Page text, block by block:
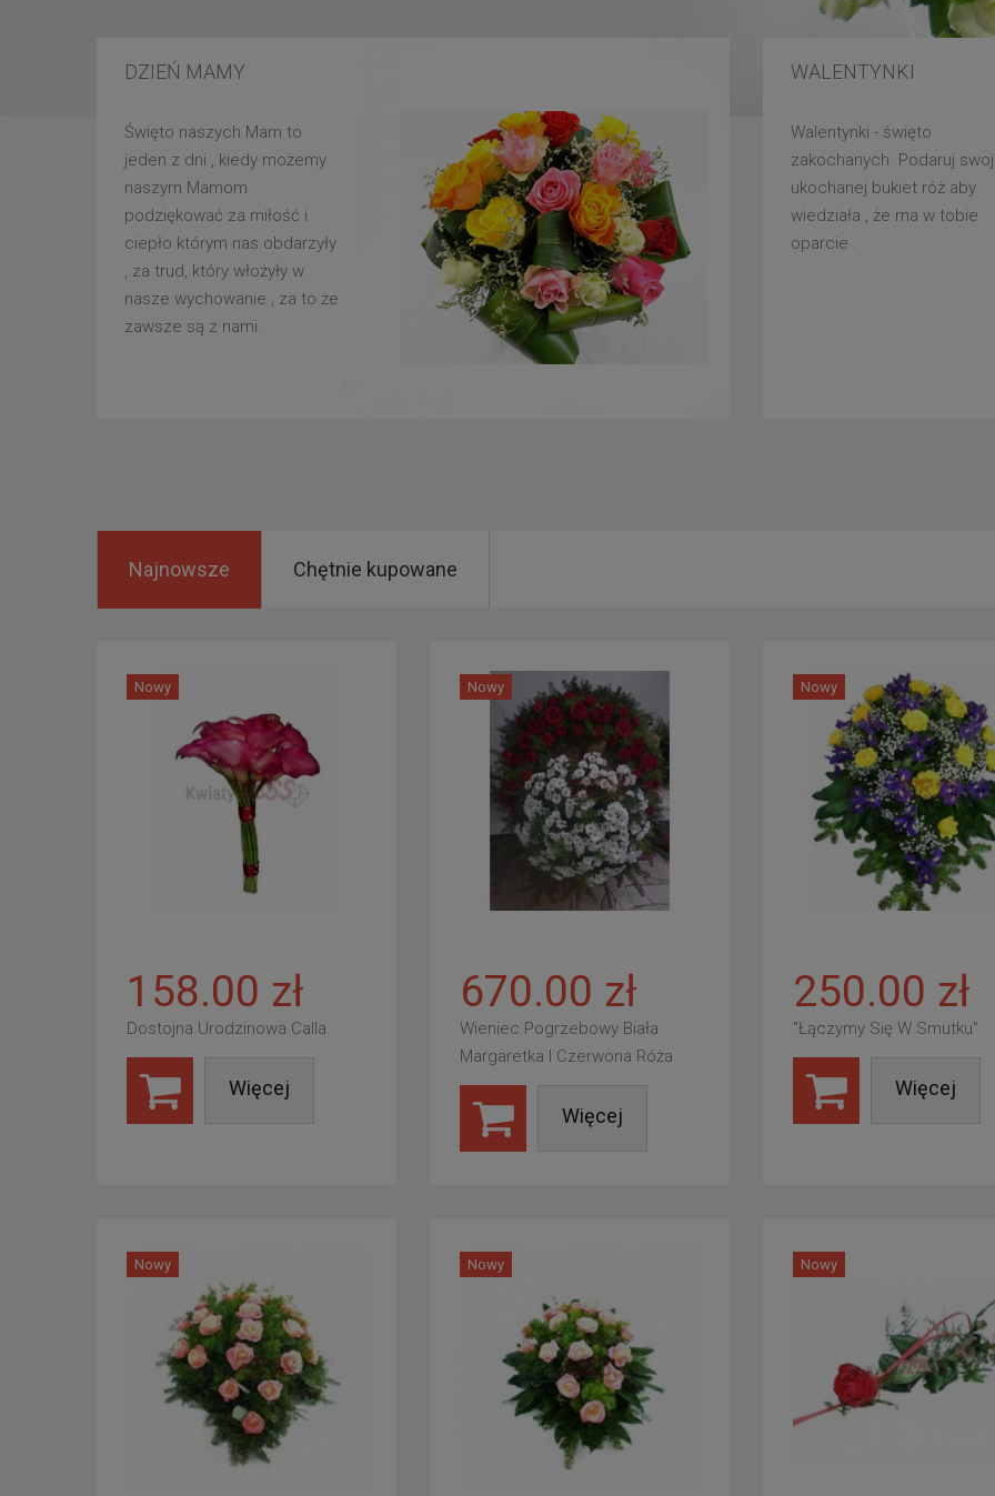
DZIEŃ MAMY
Święto naszych Mam to
jeden z dni , kiedy możemy
naszym Mamom
podziękować za miłość i
ciepło którym nas obdarzyły
, za trud, który włożyły w
nasze wychowanie , za to że
zawsze są z nami .
WALENTYNKI
Walentynki - święto
zakochanych. Podaruj
ukochanej bukiet róż aby
wiedziała , że ma w tobie
oparcie .
Najnowsze Chętnie kupowane
Nowy
158.00 zł
Dostojna Urodzinowa Calla
Więcej
Nowy
670.00 zł
Wieniec Pogrzebowy Biała
Margaretka I Czerwona Róża
Więcej
Nowy
250.00 zł
"Łączymy Się W Smutku"
Więcej
Nowy Nowy Nowy